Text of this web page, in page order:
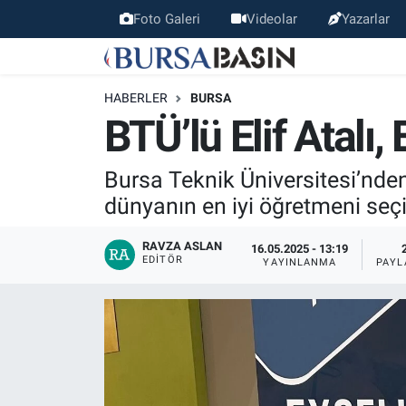
Foto Galeri Videolar Yazarlar
HABERLER BURSA
BTÜ’lü Elif Atalı,
Bursa Teknik
dünyanın en iyi öğretmeni
RAVZA ASLAN
EDITÖR
16.05.2025 - 13:19
YAYINLANMA
Bursa Haber
Bilim, Teknoloji
KÜLTÜR-SANAT
Bursaspor
Bursa Nöbetçi Eczaneler
Bursa Hava Durumu
Bursa Trafik Yoğunluk Haritası
Süper Lig Puan Durumu ve Fikstür
Tüm Manşetler
Son Dakika Haberleri